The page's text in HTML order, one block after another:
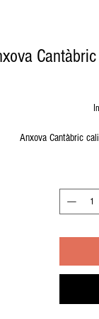
Anxova Cantàbric